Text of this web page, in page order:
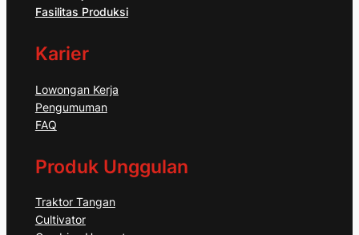
Fasilitas Produksi
Karier
Lowongan Kerja
Pengumuman
FAQ
Produk Unggulan
Traktor Tangan
Cultivator